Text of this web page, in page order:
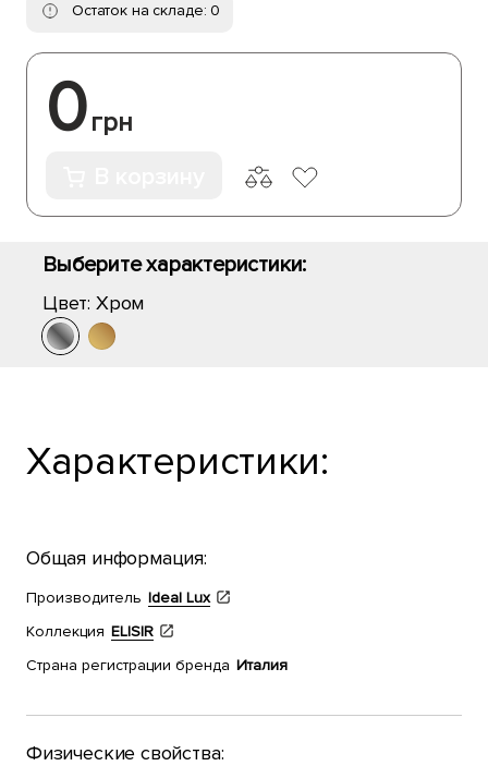
Остаток на складе: 0
0грн
Выберите характеристики:
Цвет: Хром
Характеристики:
Общая информация:
Производитель Ideal Lux
Коллекция ELISIR
Страна регистрации бренда Италия
Физические свойства: